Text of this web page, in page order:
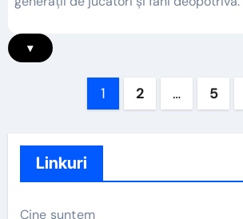
▾
1 2 … 5
Linkuri
Cine suntem